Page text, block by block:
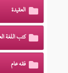
العقيدة
كتب اللغة
فقه عام